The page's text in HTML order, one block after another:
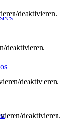
deaktivieren.
deaktivieren.
deaktivieren.
deaktivieren.